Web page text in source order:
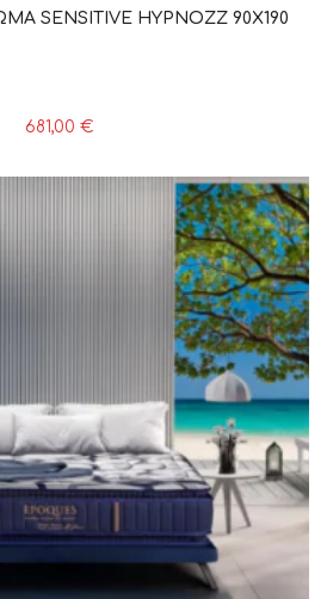
SENSITIVE HYPNOZZ 90X190
681,00 €